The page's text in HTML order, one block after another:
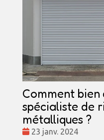
Comment bien
spécialiste de
métalliques ?
Date
23 janv. 2024